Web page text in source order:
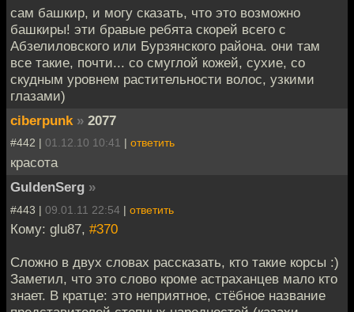
сам башкир, и могу сказать, что это возможно
башкиры! эти бравые ребята скорей всего с
Абзелиловского или Бурзянского района. они там
все такие, почти... со смуглой кожей, сухие, со
скудным уровнем растительности волос, узкими
глазами)
ciberpunk » 2077
#442 | 01.12.10 10:41 | ответить
красота
GuldenSerg »
#443 | 09.01.11 22:54 | ответить
Кому: glu87, #370
Сложно в двух словах рассказать, кто такие корсы :)
Заметил, что это слово кроме астраханцев мало кто
знает. В кратце: это неприятное, стёбное название